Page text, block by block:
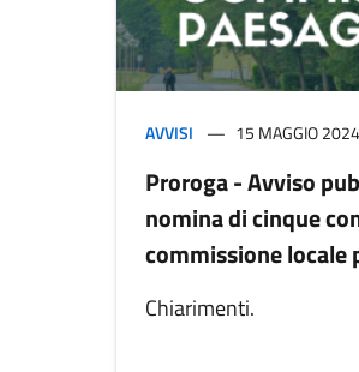
AVVISI 15 MAGGIO 2024
Proroga - Avviso
nomina di cinque
commissione locale
Chiarimenti.